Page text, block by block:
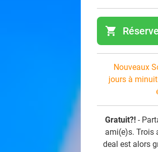
shopping_cart
Nouveaux
jours à
Gratuit?! -
ami(e)s. Trois
deal est alors